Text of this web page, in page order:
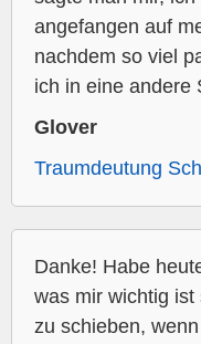
angefangen auf
nachdem so viel
ich in eine andere
Glover
Traumdeutung
Danke! Habe
was mir wichtig
zu schieben,